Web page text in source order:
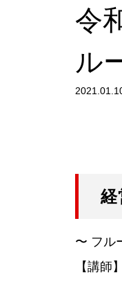
令
ル
経
〜 フル
【講師】